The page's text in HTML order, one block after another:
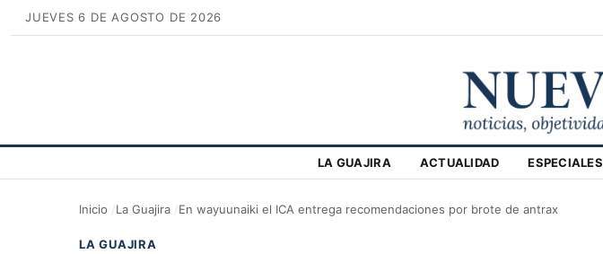
JUEVES 6 DE AGOSTO DE 2026
LA GUAJIRA ACTUALIDAD ESPECIALES
Inicio La Guajira En wayuunaiki el ICA entrega recomendaciones por brote de antrax
LA GUAJIRA